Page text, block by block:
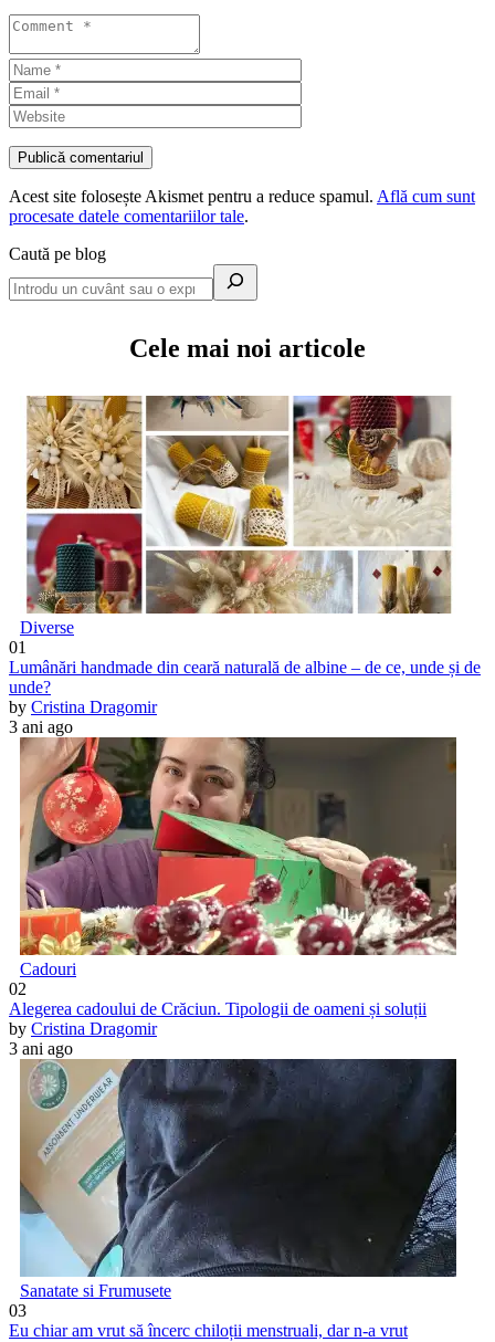
Acest site folosește Akismet pentru a reduce spamul. Află cum sunt
procesate datele comentariilor tale.
Caută pe blog
Cele mai noi articole
Diverse
01
Lumânări handmade din ceară naturală de albine – de ce, unde și de
unde?
by Cristina Dragomir
3 ani ago
Cadouri
02
Alegerea cadoului de Crăciun. Tipologii de oameni și soluții
by Cristina Dragomir
3 ani ago
Sanatate si Frumusete
03
Eu chiar am vrut să încerc chiloții menstruali, dar n-a vrut